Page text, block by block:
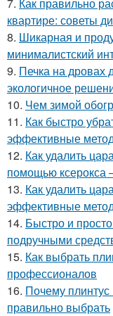
квартире: советы
8. Шикарная и
минималистский
9. Печка на дровах
экологичное
10. Чем зимой
11. Как быстро
эффективные
12. Как удалить
помощью ксерокса
13. Как удалить
эффективные
14. Быстро и
подручными
15. Как выбрать
профессионалов
16. Почему
правильно выбрать